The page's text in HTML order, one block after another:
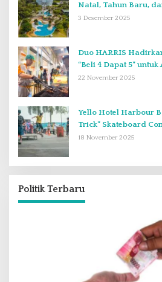
Natal, Tahun Baru,
Terlupakan di
3 Desember 2025
Duo HARRIS
“Beli 4 Dapat 5”
22 November 2025
Yello Hotel Harbour
Trick” Skateboard
Perayaan Anniversary
18 November 2025
Politik Terbaru